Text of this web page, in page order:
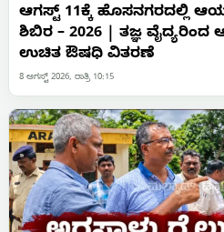
ಆಗಸ್ಟ್ 11ಕ್ಕೆ ಹೊಸನಗರದಲ್ಲಿ
ಶಿಬಿರ – 2026 | ತಜ್ಞ
ಉಚಿತ ಔಷಧಿ ವಿತರಣೆ
8 ಆಗಸ್ಟ್ 2026, ರಾತ್ರಿ 10:15